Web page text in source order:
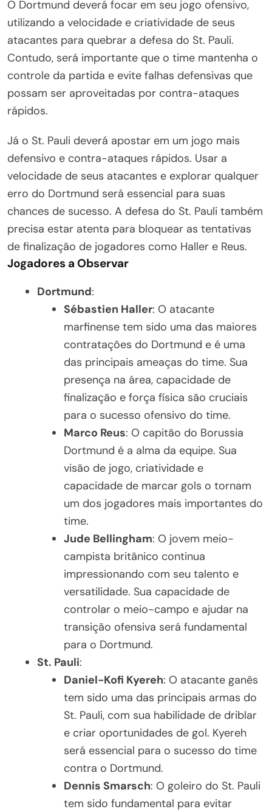
O Dortmund deverá focar em seu jogo ofensivo,
utilizando a velocidade e criatividade de seus
atacantes para quebrar a defesa do St. Pauli.
Contudo, será importante que o time mantenha o
controle da partida e evite falhas defensivas que
possam ser aproveitadas por contra-ataques
rápidos.
Já o St. Pauli deverá apostar em um jogo mais
defensivo e contra-ataques rápidos. Usar a
velocidade de seus atacantes e explorar qualquer
erro do Dortmund será essencial para suas
chances de sucesso. A defesa do St. Pauli também
precisa estar atenta para bloquear as tentativas
de finalização de jogadores como Haller e Reus.
Jogadores a Observar
Dortmund:
Sébastien Haller: O atacante
marfinense tem sido uma das maiores
contratações do Dortmund e é uma
das principais ameaças do time. Sua
presença na área, capacidade de
finalização e força física são cruciais
para o sucesso ofensivo do time.
Marco Reus: O capitão do Borussia
Dortmund é a alma da equipe. Sua
visão de jogo, criatividade e
capacidade de marcar gols o tornam
um dos jogadores mais importantes do
time.
Jude Bellingham: O jovem meio-
campista britânico continua
impressionando com seu talento e
versatilidade. Sua capacidade de
controlar o meio-campo e ajudar na
transição ofensiva será fundamental
para o Dortmund.
St. Pauli:
Daniel-Kofi Kyereh: O atacante ganês
tem sido uma das principais armas do
St. Pauli, com sua habilidade de driblar
e criar oportunidades de gol. Kyereh
será essencial para o sucesso do time
contra o Dortmund.
Dennis Smarsch: O goleiro do St. Pauli
tem sido fundamental para evitar